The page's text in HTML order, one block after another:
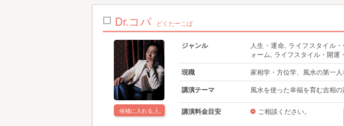
Dr.コパ どくたーこぱ
候補に入れる
ジャンル
人生・運命, ライフスタイル
ォーム, ライフスタイル・開運
現職
家相学・方位学、風水の第一
講演テーマ
風水を使った幸福を育む吉相の
講演料金目安 ご相談ください。